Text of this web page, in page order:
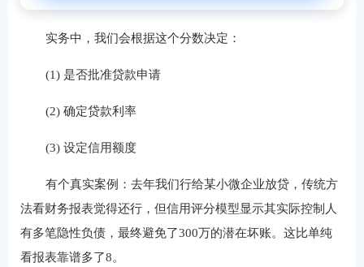
实务中，我们会根据这个分数决定：
(1) 是否批准贷款申请
(2) 确定贷款利率
(3) 设定信用额度
有个真实案例：去年我们行给某小微企业放贷，传统方
法看财务报表觉得还行，但信用评分模型显示其实际控制人
有多笔隐性负债，最终避免了300万的潜在坏账。这比单纯
看报表靠谱多了8。